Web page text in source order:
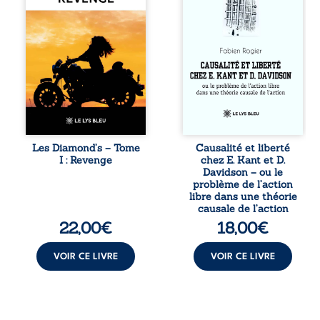
tout le pays. Rien
ne la prédestinait
à cette vie, mais
les épreuves ont
forgé une femme
dure, inaccessible
et résolue à ne
jamais dévoiler
ses faiblesses,
jusqu’à ce que le
croise sa route.
Chef d’une famille
de Nomads, Juan
Les Diamond’s – Tome
I : Revenge
22,00€
VOIR CE LIVRE
travers une
confrontation
entre les pensées
d’Emmanuel Kant
et de Donald
Davidson, cet
essai explore les
liens entre libre
déterminisme
responsabilité. De
la volonté
kantienne au
monisme anomal
de Davidson, il
interroge la
manière dont les
intentions et les
croyances
peuvent ...
Causalité et liberté
chez E. Kant et D.
Davidson – ou le
problème de l’action
libre dans une théorie
causale de l’action
18,00€
VOIR CE LIVRE